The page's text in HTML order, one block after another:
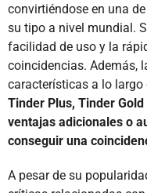
convirtiéndose en una
su tipo a nivel mundial.
facilidad de uso y la
coincidencias. Además,
características a lo largo
Tinder Plus, Tinder
ventajas adicionales o
conseguir una
A pesar de su